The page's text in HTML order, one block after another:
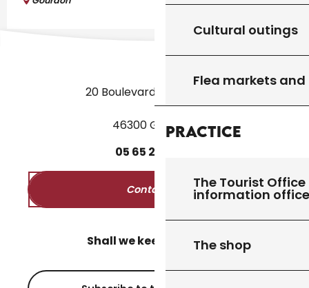
Cultural outings
Flea markets
Practice
The Tourist
information
The shop
20 Boulevard des Martyrs
46300 Gourdon
05 65 27
Contact us
Shall we keep in touch?